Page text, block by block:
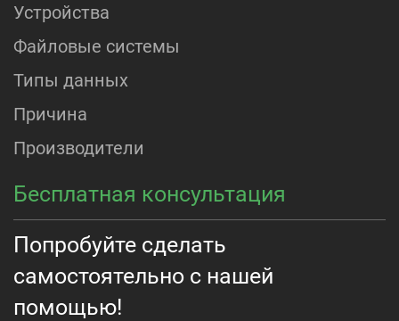
Устройства
Файловые системы
Типы данных
Причина
Производители
Бесплатная консультация
Попробуйте сделать
самостоятельно с нашей
помощью!